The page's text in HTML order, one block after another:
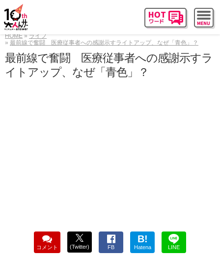
HOME
ライフ
最前線で奮闘 医療従事者への感謝示すライトアップ、なぜ「青色」？
最前線で奮闘 医療従事者への感謝示すラ
イトアップ、なぜ「青色」？
コメント (Twitter) FB
B!
Hatena LINE